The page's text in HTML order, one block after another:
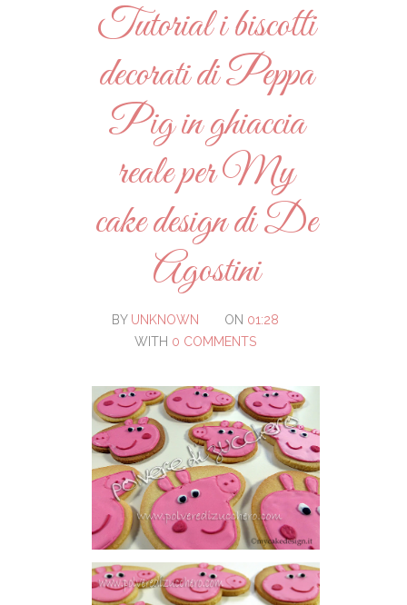
Tutorial i biscotti
decorati di Peppa
Pig in ghiaccia
reale per My
cake design di De
Agostini
BY UNKNOWN ON 01:28
WITH 0 COMMENTS